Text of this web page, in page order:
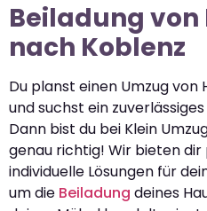
Beiladung
nach Koblenz
Du planst einen Umzug von
und suchst ein
Dann bist du bei Klein
genau richtig! Wir bieten
individuelle Lösungen für
um die Beiladung deines